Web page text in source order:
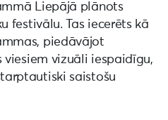
Liepājā plānots
festivālu. Tas iecerēts kā
piedāvājot
vizuāli iespaidīgu,
saistošu